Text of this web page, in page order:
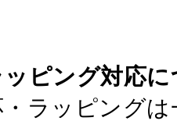
ピング対応
ラッピング